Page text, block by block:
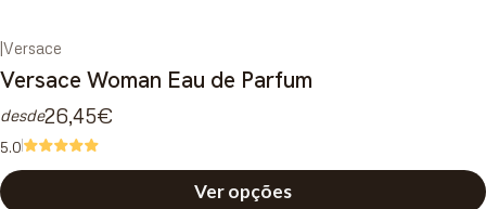
|Versace
Versace Woman Eau de Parfum
desde26,45€
5.0
Ver opções